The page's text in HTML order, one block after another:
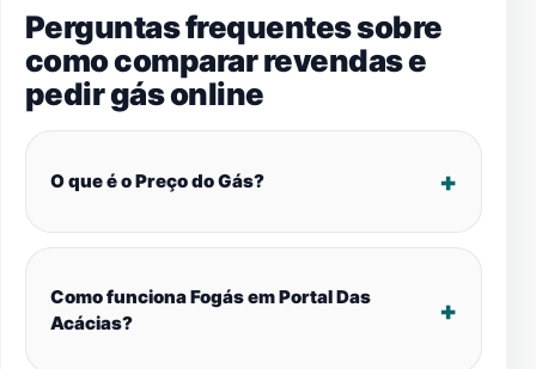
Perguntas frequentes sobre
como comparar revendas e
pedir gás online
O que é o Preço do Gás?
Como funciona Fogás em Portal Das
Acácias?